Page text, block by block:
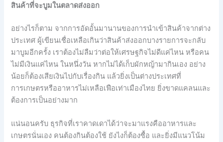
สินค้าที่จะบูมในตลาดส่งออก
อย่างไรก็ตาม จากการอัดอั้นมานานของการนำเข้าสินค้าจากต่าง
ประเทศ ผู้เขียนเชื่อเหลือเกินว่าสินค้าส่งออกบางรายการจะกลับ
มาบูมอีกครั้ง เราต้องไม่ลืมว่าต่อให้เศรษฐกิจไม่ดีแค่ไหน หรือคน
ไม่มีเงินแค่ไหน ในหนึ่งวัน หากไม่ได้เก็บผักหญ้ามากินเอง อย่าง
น้อยก็ต้องเสียเงินไปกับเรื่องกิน แล้วยิ่งเป็นต่างประเทศที่
การเกษตรหรืออาหารไม่เหลือเฟือเท่าเมืองไทย ยิ่งขาดแคลนและ
ต้องการเป็นอย่างมาก
แน่นอนครับ ธุรกิจที่เราคาดเดาได้ว่าจะมาแรงคืออาหารและ
เกษตรนั่นเอง คนต้องกินต้องใช้ ยังไงก็ต้องซื้อ และยิ่งมีแนวโน้ม